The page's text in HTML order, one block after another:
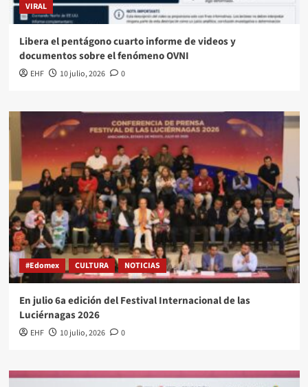
VIRAL
Libera el pentágono cuarto informe de videos y
documentos sobre el fenómeno OVNI
EHF 10 julio, 2026 0
#Edomex CULTURA NOTICIAS
En julio 6a edición del Festival Internacional de las
Luciérnagas 2026
EHF 10 julio, 2026 0